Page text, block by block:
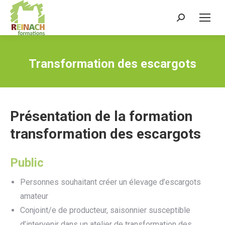
Recherche
:
Transformation des escargots
Présentation de la formation
transformation des escargots
Public
Personnes souhaitant créer un élevage d’escargots
amateur
Conjoint/e de producteur, saisonnier susceptible